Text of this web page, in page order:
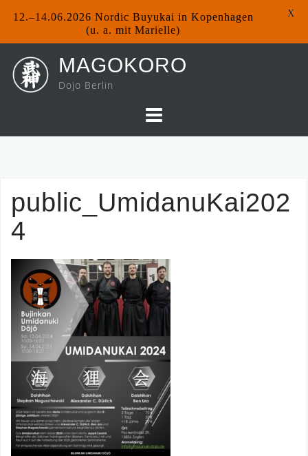
content
MAGOKORO
Dojo Berlin
public_UmidanuKai202
4
12.–14.06.2026 Nordic Buyukai in Kopenhagen
(u. a. mit Marielle)
X